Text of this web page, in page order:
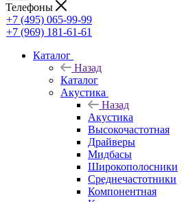
Телефоны
+7 (495) 065-99-99
+7 (969) 181-61-61
Каталог
Назад
Каталог
Акустика
Назад
Акустика
Высокочастотная
Драйверы
Мидбасы
Широкополосники
Среднечастотники
Компонентная